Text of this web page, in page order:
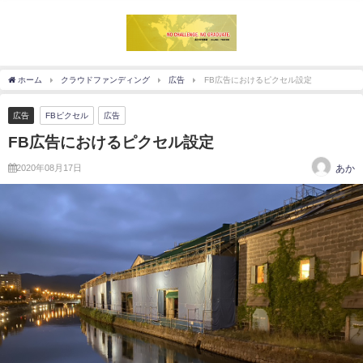
ホーム クラウドファンディング 広告 FB広告におけるピクセル設定
広告 FBピクセル 広告
FB広告におけるピクセル設定
2020年08月17日 あか